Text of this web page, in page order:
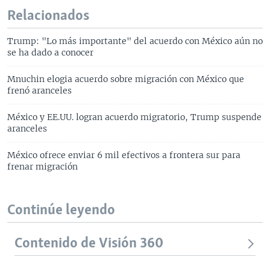
Relacionados
Trump: "Lo más importante" del acuerdo con México aún no
se ha dado a conocer
Mnuchin elogia acuerdo sobre migración con México que
frenó aranceles
México y EE.UU. logran acuerdo migratorio, Trump suspende
aranceles
México ofrece enviar 6 mil efectivos a frontera sur para
frenar migración
Continúe leyendo
Contenido de Visión 360